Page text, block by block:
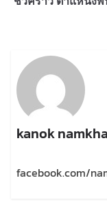
kanok
facebook.com/